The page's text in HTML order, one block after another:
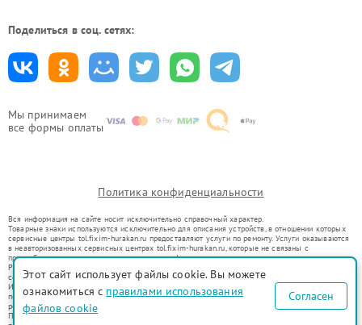
Мы принимаем
все формы оплаты
Поделиться в соц. сетях:
Политика конфиденциальности
Вся информация на сайте носит исключительно справочный характер.
Товарные знаки используются исключительно для описания устройств, в отношении которых
сервисные центры tol.fixim-hurakan.ru предоставляют услуги по ремонту. Услуги оказываются
в неавторизованных сервисных центрах tol.fixim-hurakan.ru, которые не связаны с
правообладателями товарных знаков или их официальными представителями.
Ремонт осуществляется для устройств, уже введенных в гражданский оборот в соответствии
со статьей 1487 ГК РФ.
Использование товарных знаков не преследует цели индивидуализации услуг или введения
потребителей в заблуждение, а служит для информирования о предоставляемых услугах по
ремонту техники указанных брендов.
Представленная на сайте информация не является публичной офертой, определяемой
Этот сайт использует файлы cookie. Вы можете
ознакомиться с правилами использования
файлов cookie
Согласен